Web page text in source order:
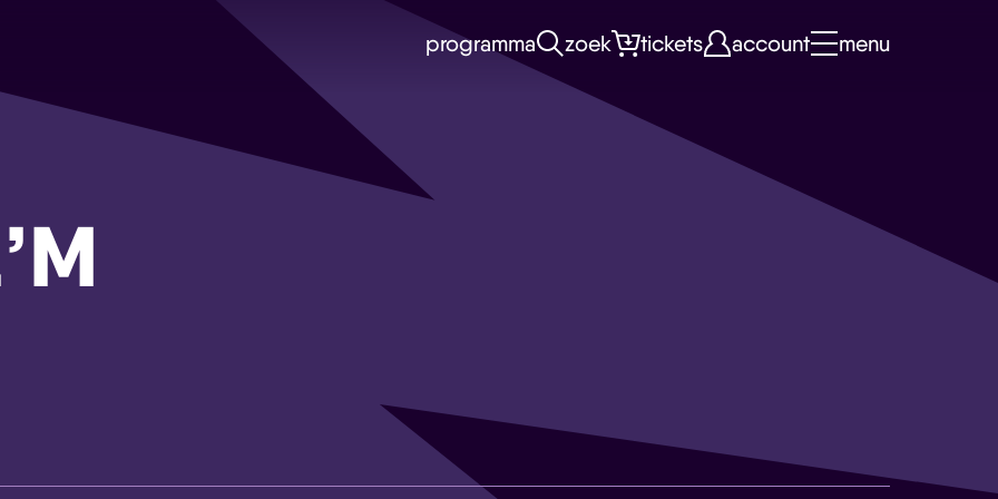
programma zoek tickets account menu